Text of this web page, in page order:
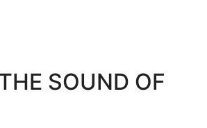
SOUND OF